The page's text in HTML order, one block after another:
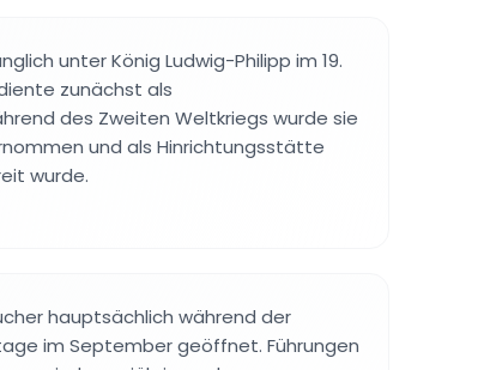
unter König Ludwig-Philipp im 19.
zunächst als
des Zweiten Weltkriegs wurde sie
und als Hinrichtungsstätte
wurde.
hauptsächlich während der
im September geöffnet. Führungen